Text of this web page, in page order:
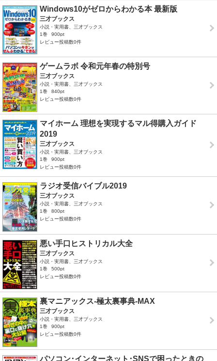
Windows10がゼロからわかる本 最新版
三才ブックス
小説・実用書、三才ブックス
1巻
900pt
レビュー投稿数0件
ゲームラボ 令和元年春の特別号
三才ブックス
小説・実用書、三才ブックス
1巻
840pt
レビュー投稿数0件
マイホーム 理想を実現するマル得購入ガイド
2019
三才ブックス
小説・実用書、三才ブックス
1巻
900pt
レビュー投稿数0件
ラジオ受信バイブル2019
三才ブックス
小説・実用書、三才ブックス
1巻
800pt
レビュー投稿数0件
悪い手口ヒストリカル大全
三才ブックス
小説・実用書、三才ブックス
1巻
500pt
レビュー投稿数0件
裏マニアックス-極太裏事典-MAX
三才ブックス
小説・実用書、三才ブックス
1巻
900pt
レビュー投稿数0件
パソコン･インターネット･SNSで困ったときの